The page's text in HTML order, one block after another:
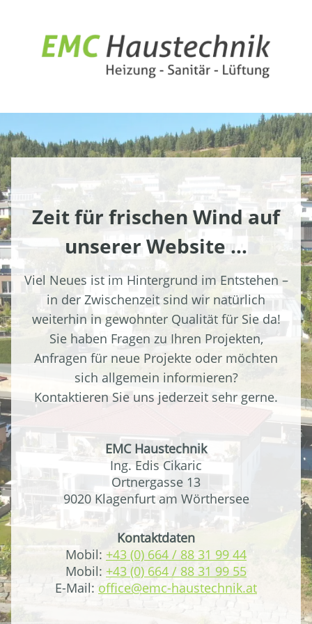
content
Zeit für frischen Wind auf
unserer Website …
Viel Neues ist im Hintergrund im Entstehen –
in der Zwischenzeit sind wir natürlich
weiterhin in gewohnter Qualität für Sie da!
Sie haben Fragen zu Ihren Projekten,
Anfragen für neue Projekte oder möchten
sich allgemein informieren?
Kontaktieren Sie uns jederzeit sehr gerne.
EMC Haustechnik
Ing. Edis Cikaric
Ortnergasse 13
9020 Klagenfurt am Wörthersee
Kontaktdaten
Mobil: +43 (0) 664 / 88 31 99 44
Mobil: +43 (0) 664 / 88 31 99 55
E-Mail: office@emc-haustechnik.at